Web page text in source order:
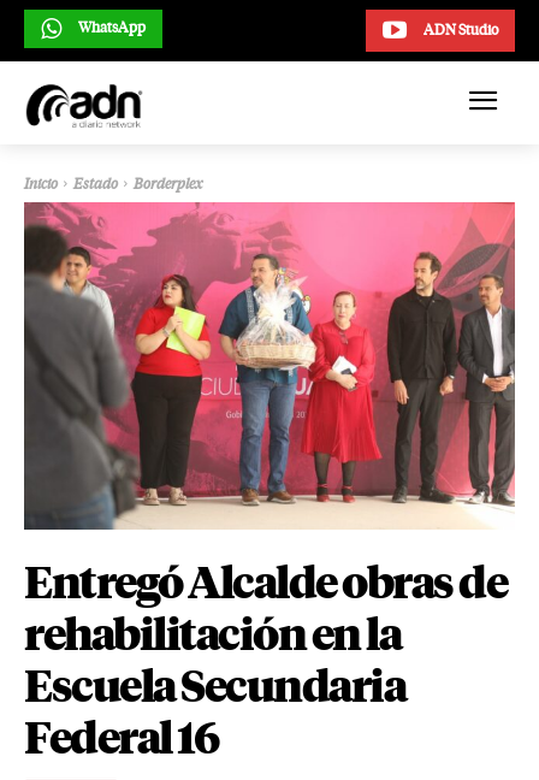
ADN Studio
WhatsApp
Inicio Estado Borderplex
Entregó Alcalde obras de
rehabilitación en la
Escuela Secundaria
Federal 16